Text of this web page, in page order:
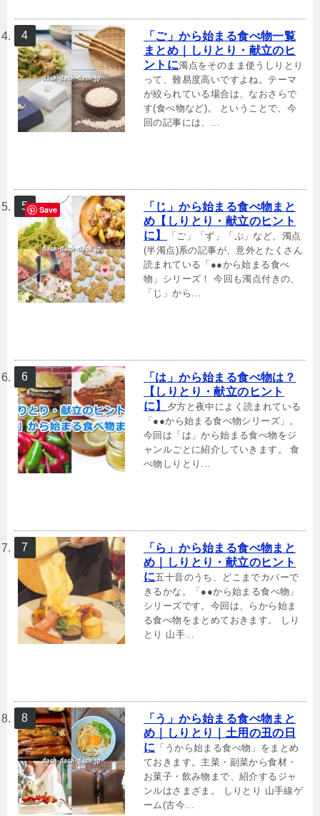
「ご」から始まる食べ物一覧
まとめ｜しりとり・献立のヒ
ントに濁点をそのまま使うしりとり
って、難易度高いですよね。テーマ
が絞られている場合は、なおさらで
す(食べ物など)。 ということで、今
回の記事には、...
「じ」から始まる食べ物まと
め【しりとり・献立のヒント
に】
「ご」「ず」「ぷ」など、濁点
(半濁点)系の記事が、意外とたくさん
読まれている「●●から始まる食べ
物」シリーズ！ 今回も濁点付きの、
「じ」から...
「は」から始まる食べ物は？
【しりとり・献立のヒント
に】
夕方と夜中によく読まれている
「●●から始まる食べ物シリーズ」。
今回は「は」から始まる食べ物をジ
ャンルごとに紹介していきます。 食
べ物しりとり...
「ら」から始まる食べ物まと
め｜しりとり・献立のヒント
に五十音のうち、どこまでカバーで
きるかな。「●●から始まる食べ物」
シリーズです。今回は、らから始ま
る食べ物をまとめておきます。 しり
とり 山手...
「う」から始まる食べ物まと
め｜しりとり｜土用の丑の日
に 「うから始まる食べ物」をまとめ
ておきます。主菜・副菜から食材・
お菓子・飲み物まで、紹介するジャ
ンルはさまざま。 しりとり 山手線ゲ
ーム(古今...
Save